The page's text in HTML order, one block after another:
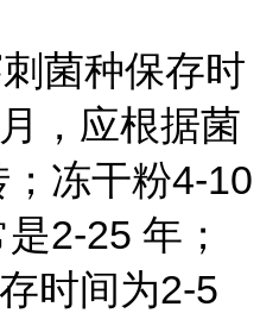
菌种保存时
，应根据菌
冻干粉4-10
2-25 年；
时间为2-5